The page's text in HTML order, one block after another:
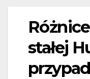
stałej